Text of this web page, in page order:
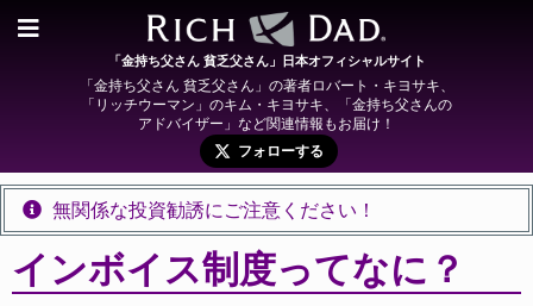
「金持ち父さん 貧乏父さん」日本オフィシャルサイト
「金持ち父さん 貧乏父さん」の著者ロバート・キヨサキ、
「リッチウーマン」のキム・キヨサキ、「金持ち父さんの
アドバイザー」など関連情報もお届け！
フォローする
無関係な投資勧誘にご注意ください！
インボイス制度ってなに？